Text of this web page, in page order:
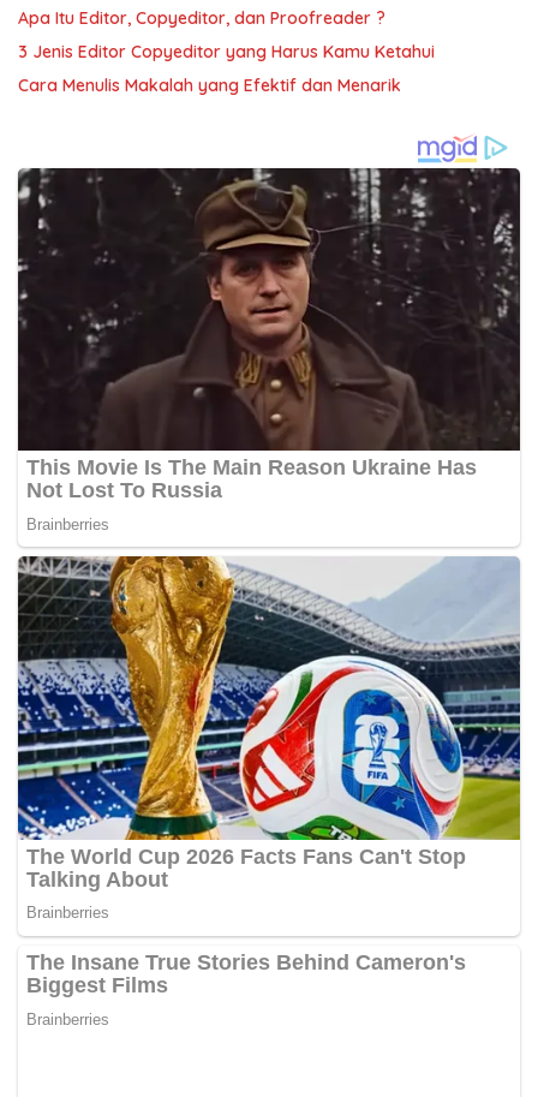
Apa Itu Editor, Copyeditor, dan Proofreader ?
3 Jenis Editor Copyeditor yang Harus Kamu Ketahui
Cara Menulis Makalah yang Efektif dan Menarik